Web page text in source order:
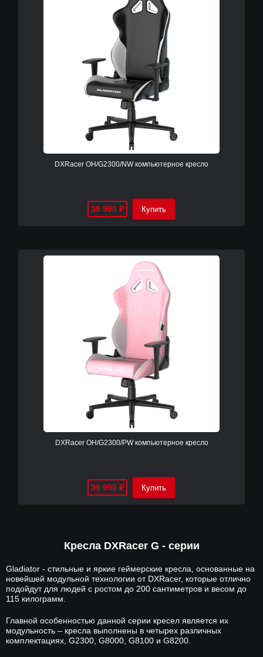
DXRacer OH/G2300/NW компьютерное кресло
39 990 ₽
DXRacer OH/G2300/PW компьютерное кресло
39 990 ₽
Кресла DXRacer G - серии
Gladiator - стильные и яркие геймерские кресла, основанные на
новейшей модульной технологии от DXRacer, которые отлично
подойдут для людей с ростом до 200 сантиметров и весом до
115 килограмм.
Главной особенностью данной серии кресел является их
модульность – кресла выполнены в четырех различных
комплектациях, G2300, G8000, G8100 и G8200.